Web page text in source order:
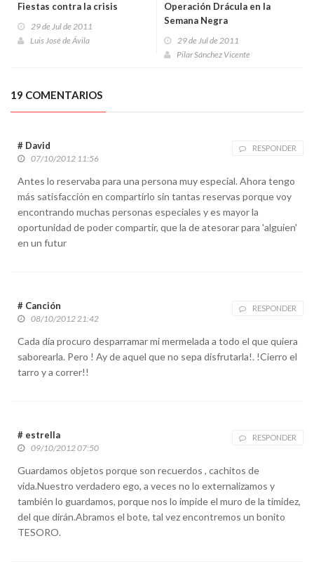
Fiestas contra la crisis
29 de Jul de 2011
Luis José de Ávila
Operación Drácula en la
Semana Negra
29 de Jul de 2011
Pilar Sánchez Vicente
19 COMENTARIOS
# David RESPONDER
07/10/2012 11:56
Antes lo reservaba para una persona muy especial. Ahora tengo
más satisfacción en compartirlo sin tantas reservas porque voy
encontrando muchas personas especiales y es mayor la
oportunidad de poder compartir, que la de atesorar para 'alguien'
en un futur
# Canción RESPONDER
08/10/2012 21:42
Cada día procuro desparramar mi mermelada a todo el que quiera
saborearla. Pero ! Ay de aquel que no sepa disfrutarla!. !Cierro el
tarro y a correr!!
# estrella RESPONDER
09/10/2012 07:50
Guardamos objetos porque son recuerdos , cachitos de
vida.Nuestro verdadero ego, a veces no lo externalizamos y
también lo guardamos, porque nos lo impide el muro de la timidez,
del que dirán.Abramos el bote, tal vez encontremos un bonito
TESORO.